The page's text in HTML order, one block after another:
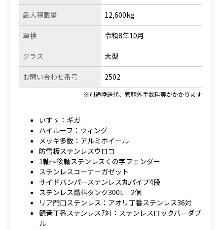
最大積載量
車検
クラス
お問い合わせ番号
12,600kg
令和8年10月
大型
2502
※別途陸送代、管轄外手数料等がかかります
いすゞ：ギガ
ハイルーフ：ウィング
メッキ多数：アルミホイール
防雪板ステンレスウロコ
1軸～後軸ステンレスくの字フェンダー
ステンレスコーナーガゼット
サイドバンパーステンレス丸パイプ4段
ステンレス燃料タンク300L 2個
リア門口ステンレス：アオリ丁番ステンレス36対
観音丁番ステンレス7対：ステンレスロックバーダブ
ル